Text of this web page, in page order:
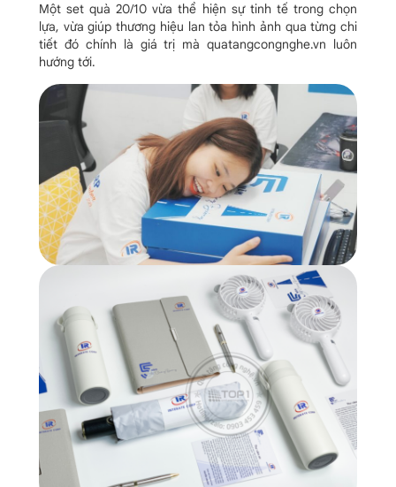
Một set quà 20/10 vừa thể hiện sự tinh tế trong chọn
lựa, vừa giúp thương hiệu lan tỏa hình ảnh qua từng chi
tiết đó chính là giá trị mà quatangcongnghe.vn luôn
hướng tới.